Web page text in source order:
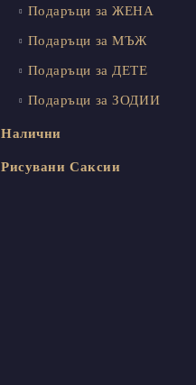
Подаръци за ЖЕНА
Подаръци за МЪЖ
Подаръци за ДЕТЕ
Подаръци за ЗОДИИ
Налични
Рисувани Саксии